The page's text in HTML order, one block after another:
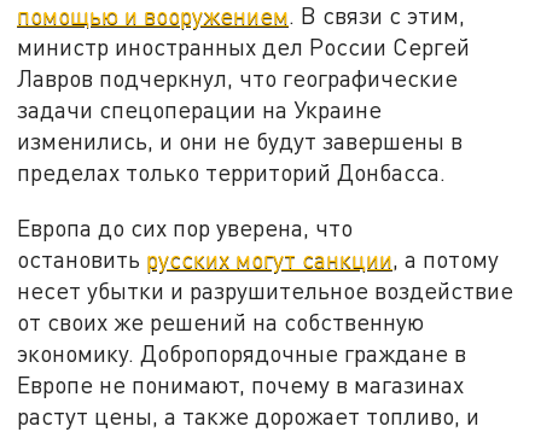
помощью и вооружением. В связи с этим,
министр иностранных дел России Сергей
Лавров подчеркнул, что географические
задачи спецоперации на Украине
изменились, и они не будут завершены в
пределах только территорий Донбасса.
Европа до сих пор уверена, что
остановить русских могут санкции, а потому
несет убытки и разрушительное воздействие
от своих же решений на собственную
экономику. Добропорядочные граждане в
Европе не понимают, почему в магазинах
растут цены, а также дорожает топливо, и